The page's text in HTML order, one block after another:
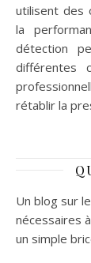
utilisent des
la
détection
différentes
rétablir la
Un blog sur
nécessaires
un simple